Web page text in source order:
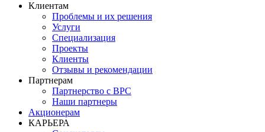
Клиентам
Проблемы и их решения
Услуги
Специализация
Проекты
Клиенты
Отзывы и рекомендации
Партнерам
Партнерство с BPC
Наши партнеры
Акционерам
КАРЬЕРА